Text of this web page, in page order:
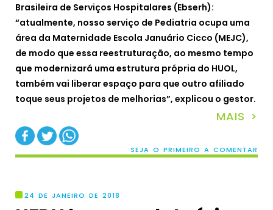
Brasileira de Serviços Hospitalares (Ebserh):
“atualmente, nosso serviço de Pediatria ocupa uma
área da Maternidade Escola Januário Cicco (MEJC),
de modo que essa reestruturação, ao mesmo tempo
que modernizará uma estrutura própria do HUOL,
também vai liberar espaço para que outro afiliado
toque seus projetos de melhorias”, explicou o gestor.
MAIS >
SEJA O PRIMEIRO A COMENTAR
24 DE JANEIRO DE 2018